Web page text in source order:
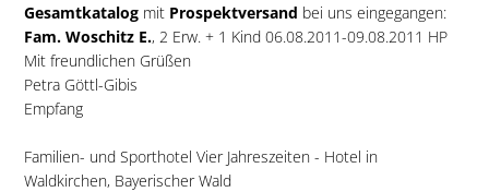
Gesamtkatalog mit Prospektversand bei uns eingegangen:
Fam. Woschitz E., 2 Erw. + 1 Kind 06.08.2011-09.08.2011 HP
Mit freundlichen Grüßen
Petra Göttl-Gibis
Empfang
Familien- und Sporthotel Vier Jahreszeiten - Hotel in
Waldkirchen, Bayerischer Wald